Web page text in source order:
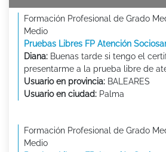
Formación Profesional de Grado
Medio
Pruebas Libres FP Atención
Diana: Buenas tarde si tengo el
presentarme a la prueba libre de
Usuario en provincia: BALEARES
Usuario en ciudad: Palma
Formación Profesional de Grado
Medio